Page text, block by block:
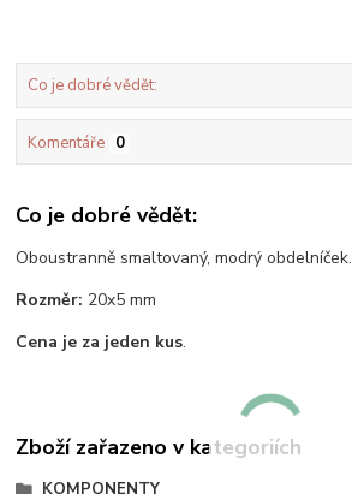
Co je dobré vědět:
Komentáře 0
Co je dobré vědět:
Oboustranně smaltovaný, modrý obdelníček.
Rozměr: 20x5 mm
Cena je za jeden kus.
Zboží zařazeno v kategoriích
KOMPONENTY